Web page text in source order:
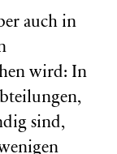
auch in
wird: In
sind,